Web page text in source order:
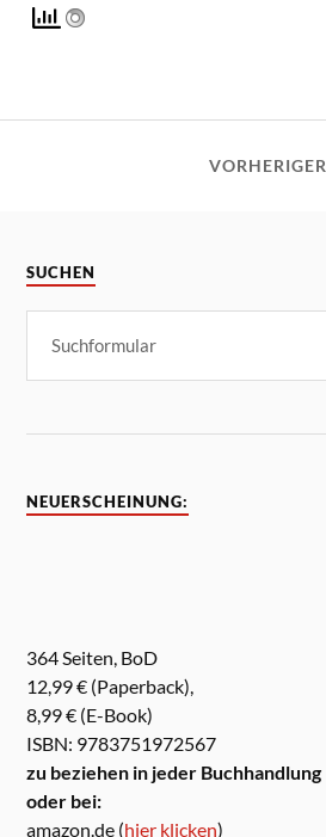
VORHERIGER
SUCHEN
NEUERSCHEINUNG:
364 Seiten, BoD
12,99 € (Paperback),
8,99 € (E-Book)
ISBN: 9783751972567
zu beziehen in jeder Buchhandlung
oder bei:
amazon.de (hier klicken)